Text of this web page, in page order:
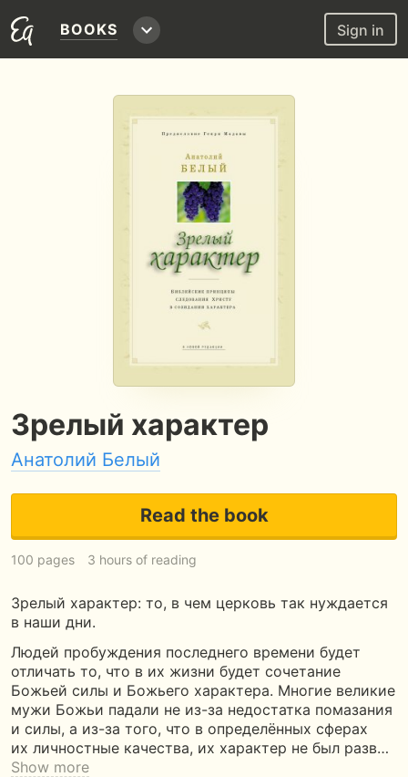
BOOKS Sign in
Зрелый характер
Анатолий Белый
Read the book
100 pages 3 hours of reading
Зрелый характер: то, в чем церковь так нуждается
в наши дни.
Людей пробуждения последнего времени будет
отличать то, что в их жизни будет сочетание
Божьей силы и Божьего характера. Многие великие
мужи Божьи падали не из-за недостатка помазания
и силы, а из-за того, что в определённых сферах
их личностные качества, их характер не был разв…
Show more